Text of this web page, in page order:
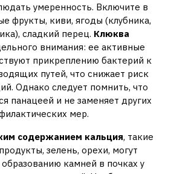
умеренность. Включите в
фрукты, киви, ягоды (клубника,
сладкий перец. Клюква
внимания: ее активные
прикреплению бактерий к
путей, что снижает риск
Однако следует помнить, что
панацеей и не заменяет других
мер.
содержанием кальция, такие
зелень, орехи, могут
камней в почках у